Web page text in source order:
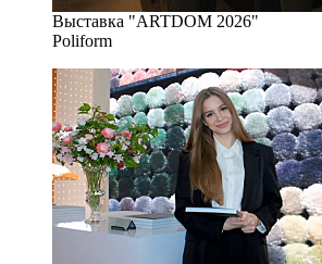
Выставка "ARTDOM 2026"
Poliform